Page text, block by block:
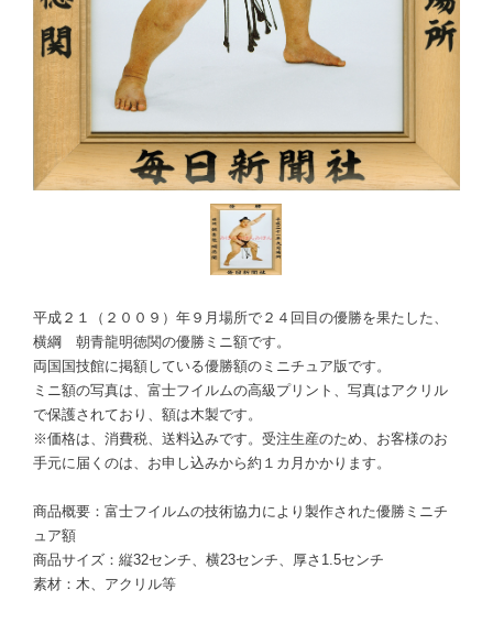
平成２１（２００９）年９月場所で２４回目の優勝を果たした、
横綱 朝青龍明徳関の優勝ミニ額です。
両国国技館に掲額している優勝額のミニチュア版です。
ミニ額の写真は、富士フイルムの高級プリント、写真はアクリル
で保護されており、額は木製です。
※価格は、消費税、送料込みです。受注生産のため、お客様のお
手元に届くのは、お申し込みから約１カ月かかります。
商品概要：富士フイルムの技術協力により製作された優勝ミニチ
ュア額
商品サイズ：縦32センチ、横23センチ、厚さ1.5センチ
素材：木、アクリル等